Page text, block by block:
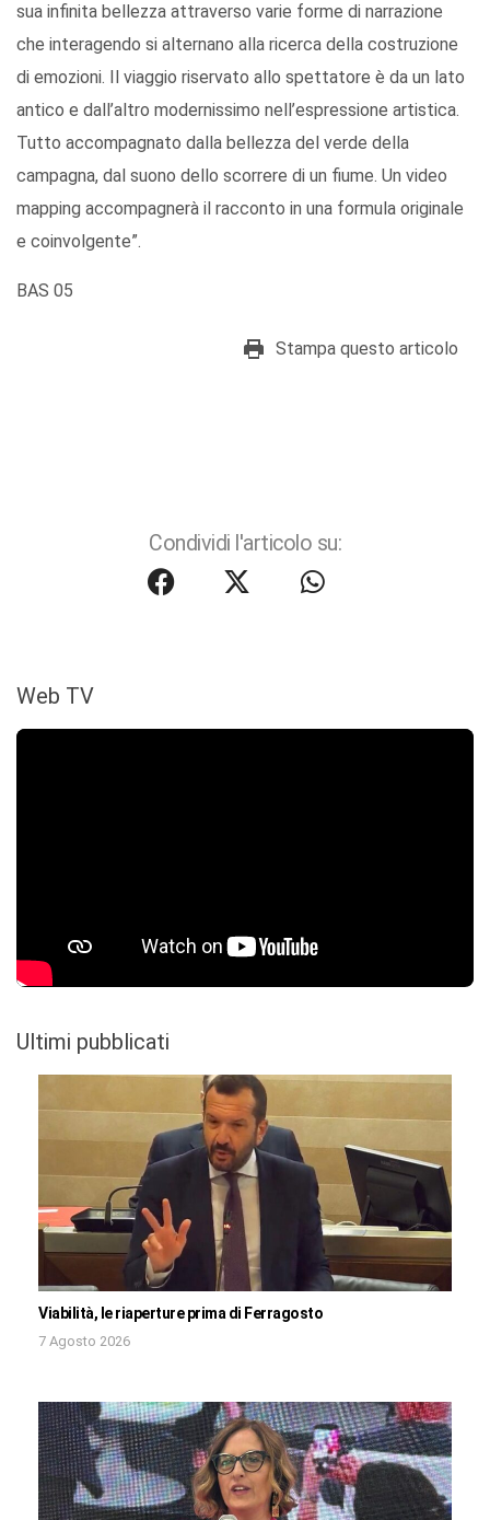
sua infinita bellezza attraverso varie forme di narrazione
che interagendo si alternano alla ricerca della costruzione
di emozioni. Il viaggio riservato allo spettatore è da un lato
antico e dall’altro modernissimo nell’espressione artistica.
Tutto accompagnato dalla bellezza del verde della
campagna, dal suono dello scorrere di un fiume. Un video
mapping accompagnerà il racconto in una formula originale
e coinvolgente”.
BAS 05
Stampa questo articolo
Condividi l'articolo su:
Web TV
Ultimi pubblicati
Viabilità, le riaperture prima di Ferragosto
7 Agosto 2026